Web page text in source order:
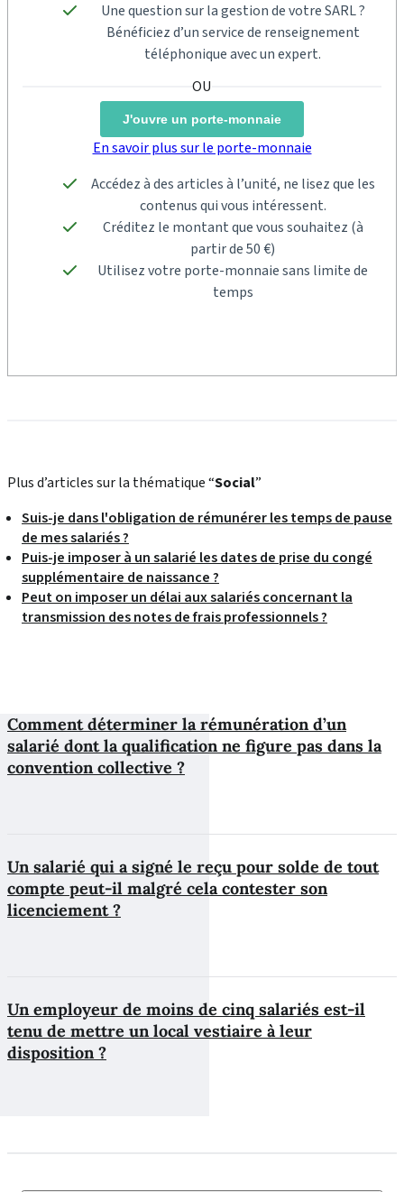
Une question sur la gestion de votre SARL ?
Bénéficiez d’un service de renseignement
téléphonique avec un expert.
J'ouvre un porte-monnaie
En savoir plus sur le porte-monnaie
Accédez à des articles à l’unité, ne lisez que les
contenus qui vous intéressent.
Créditez le montant que vous souhaitez (à
partir de 50 €)
Utilisez votre porte-monnaie sans limite de
temps
Plus d’articles sur la thématique “Social”
Suis-je dans l'obligation de rémunérer les temps de pause
de mes salariés ?
Puis-je imposer à un salarié les dates de prise du congé
supplémentaire de naissance ?
Peut on imposer un délai aux salariés concernant la
transmission des notes de frais professionnels ?
Comment déterminer la rémunération d’un
salarié dont la qualification ne figure pas dans la
convention collective ?
Un salarié qui a signé le reçu pour solde de tout
compte peut-il malgré cela contester son
licenciement ?
Un employeur de moins de cinq salariés est-il
tenu de mettre un local vestiaire à leur
disposition ?